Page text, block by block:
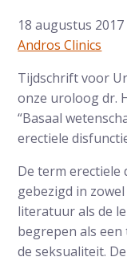
18 augustus 2017
Andros Clinics
Tijdschrift voor
onze uroloog dr.
“Basaal
erectiele
De term erectiele
gebezigd in
literatuur als de
begrepen als
de seksualiteit.